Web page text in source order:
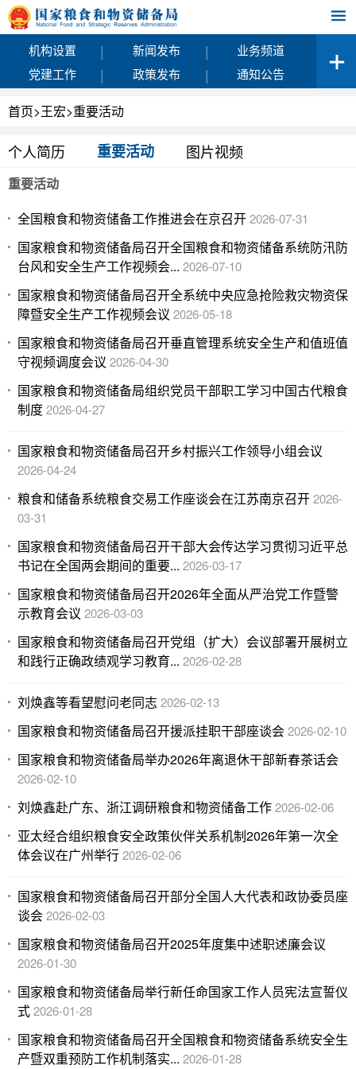
机构设置 | 新闻发布 |
业务频道
党建工作
| 政策发布 | 通知公告
首页>王宏>重要活动
个人简历 重要活动 图片视频
重要活动
全国粮食和物资储备工作推进会在京召开2026-07-31
国家粮食和物资储备局召开全国粮食和物资储备系统防汛防
台风和安全生产工作视频会... 2026-07-10
国家粮食和物资储备局召开全系统中央应急抢险救灾物资保
障暨安全生产工作视频会议 2026-05-18
国家粮食和物资储备局召开垂直管理系统安全生产和值班值
守视频调度会议 2026-04-30
国家粮食和物资储备局组织党员干部职工学习中国古代粮食
制度2026-04-27
国家粮食和物资储备局召开乡村振兴工作领导小组会议
2026-04-24
粮食和储备系统粮食交易工作座谈会在江苏南京召开2026-
03-31
国家粮食和物资储备局召开干部大会传达学习贯彻习近平总
书记在全国两会期间的重要... 2026-03-17
国家粮食和物资储备局召开2026年全面从严治党工作暨警
示教育会议 2026-03-03
国家粮食和物资储备局召开党组（扩大）会议部署开展树立
和践行正确政绩观学习教育... 2026-02-28
刘焕鑫等看望慰问老同志2026-02-13
国家粮食和物资储备局召开援派挂职干部座谈会2026-02-10
国家粮食和物资储备局举办2026年离退休干部新春茶话会
2026-02-10
刘焕鑫赴广东、浙江调研粮食和物资储备工作2026-02-06
亚太经合组织粮食安全政策伙伴关系机制2026年第一次全
体会议在广州举行2026-02-06
国家粮食和物资储备局召开部分全国人大代表和政协委员座
谈会2026-02-03
国家粮食和物资储备局召开2025年度集中述职述廉会议
2026-01-30
国家粮食和物资储备局举行新任命国家工作人员宪法宣誓仪
式2026-01-28
国家粮食和物资储备局召开全国粮食和物资储备系统安全生
产暨双重预防工作机制落实... 2026-01-28